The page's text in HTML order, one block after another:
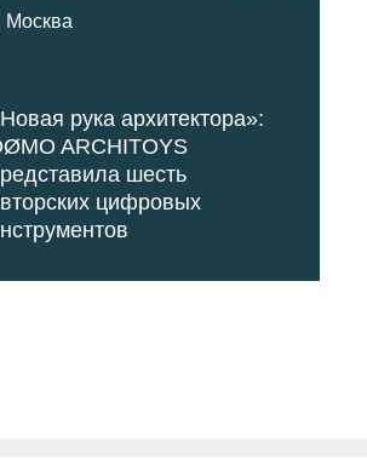
Москва
рука архитектора»:
ARCHITOYS
шесть
цифровых